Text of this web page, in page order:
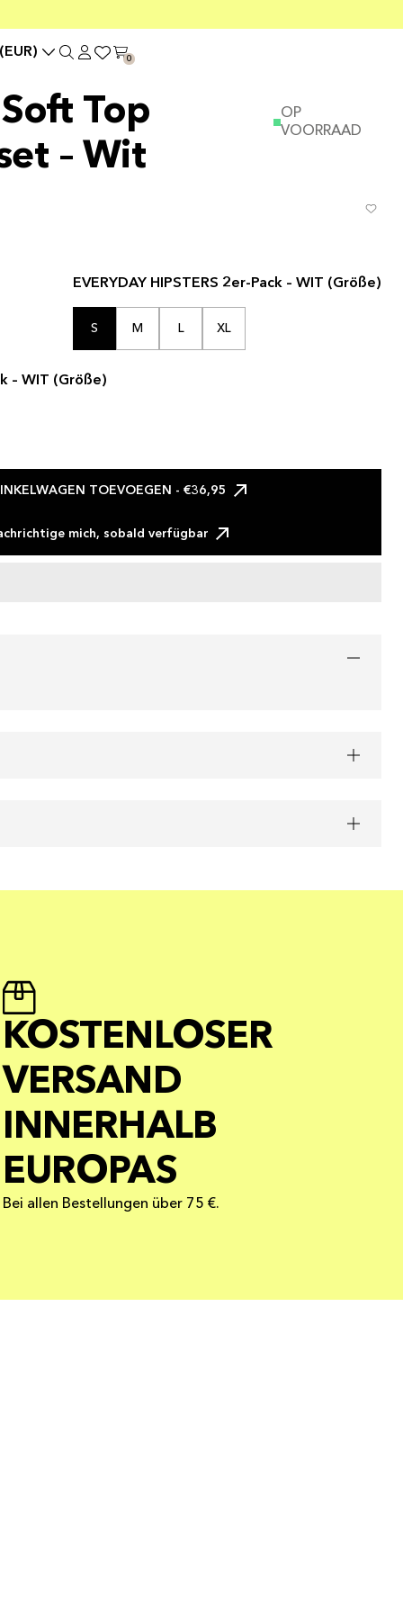
0
Top
– Wit
OP
VOORRAAD
EVERYDAY HIPSTERS 2er-Pack – WIT (Größe)
S M L XL
– WIT (Größe)
TOEVOEGEN - €36,95
mich, sobald verfügbar
KOSTENLOSER
VERSAND
INNERHALB
EUROPAS
Bei allen Bestellungen über 75 €.